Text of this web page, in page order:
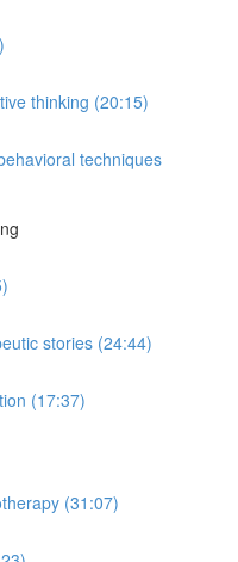
thinking (20:15)
techniques
stories (24:44)
(17:37)
(31:07)